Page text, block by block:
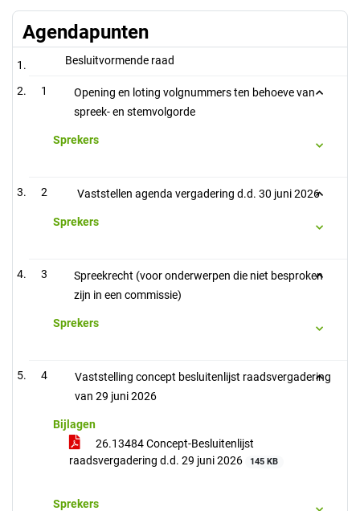
Agendapunten
Besluitvormende raad
1
Opening en loting volgnummers ten behoeve van
spreek- en stemvolgorde
Sprekers
2 Vaststellen agenda vergadering d.d. 30 juni 2026
Sprekers
3
Spreekrecht (voor onderwerpen die niet besproken
zijn in een commissie)
Sprekers
4
Vaststelling concept besluitenlijst raadsvergadering
van 29 juni 2026
Bijlagen
26.13484 Concept-Besluitenlijst
raadsvergadering d.d. 29 juni 2026
145 KB
Sprekers